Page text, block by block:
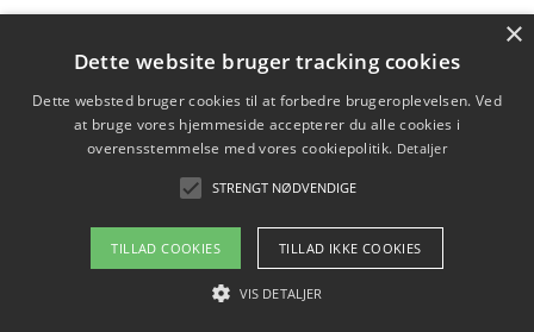
Hvordan kan gaver til unge voksne støtte bevarelsen
Copyright 2026 - Pilanto Aps
Om / kontakt
Blog Betingelser
×
Dette website bruger tracking cookies
Dette websted bruger cookies til at forbedre brugeroplevelsen. Ved
at bruge vores hjemmeside accepterer du alle cookies i
overensstemmelse med vores cookiepolitik. Detaljer
STRENGT NØDVENDIGE
TILLAD COOKIES TILLAD IKKE COOKIES
VIS DETALJER